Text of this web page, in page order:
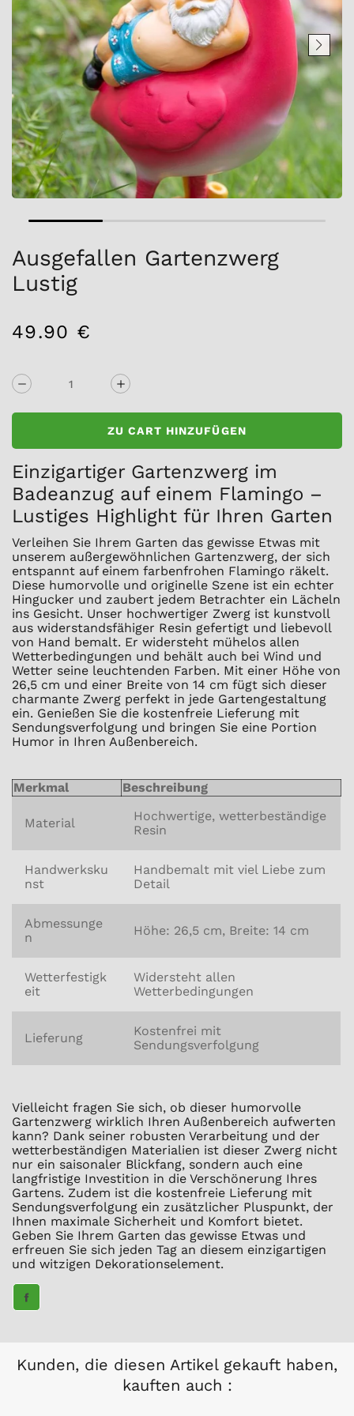
Ausgefallen Gartenzwerg
Lustig
49.90 €
ZU CART HINZUFÜGEN
Einzigartiger Gartenzwerg im
Badeanzug auf einem Flamingo –
Lustiges Highlight für Ihren Garten
Verleihen Sie Ihrem Garten das gewisse Etwas mit
unserem außergewöhnlichen Gartenzwerg, der sich
entspannt auf einem farbenfrohen Flamingo räkelt.
Diese humorvolle und originelle Szene ist ein echter
Hingucker und zaubert jedem Betrachter ein Lächeln
ins Gesicht. Unser hochwertiger Zwerg ist kunstvoll
aus widerstandsfähiger Resin gefertigt und liebevoll
von Hand bemalt. Er widersteht mühelos allen
Wetterbedingungen und behält auch bei Wind und
Wetter seine leuchtenden Farben. Mit einer Höhe von
26,5 cm und einer Breite von 14 cm fügt sich dieser
charmante Zwerg perfekt in jede Gartengestaltung
ein. Genießen Sie die kostenfreie Lieferung mit
Sendungsverfolgung und bringen Sie eine Portion
Humor in Ihren Außenbereich.
Merkmal Beschreibung
Material
Hochwertige, wetterbeständige
Resin
Handwerksku
nst
Handbemalt mit viel Liebe zum
Detail
Abmessunge
n
Höhe: 26,5 cm, Breite: 14 cm
Wetterfestigk
eit
Widersteht allen
Wetterbedingungen
Lieferung
Kostenfrei mit
Sendungsverfolgung
Vielleicht fragen Sie sich, ob dieser humorvolle
Gartenzwerg wirklich Ihren Außenbereich aufwerten
kann? Dank seiner robusten Verarbeitung und der
wetterbeständigen Materialien ist dieser Zwerg nicht
nur ein saisonaler Blickfang, sondern auch eine
langfristige Investition in die Verschönerung Ihres
Gartens. Zudem ist die kostenfreie Lieferung mit
Sendungsverfolgung ein zusätzlicher Pluspunkt, der
Ihnen maximale Sicherheit und Komfort bietet.
Geben Sie Ihrem Garten das gewisse Etwas und
erfreuen Sie sich jeden Tag an diesem einzigartigen
und witzigen Dekorationselement.
TEILE
AUF
Kunden, die diesen Artikel gekauft haben,
kauften auch :